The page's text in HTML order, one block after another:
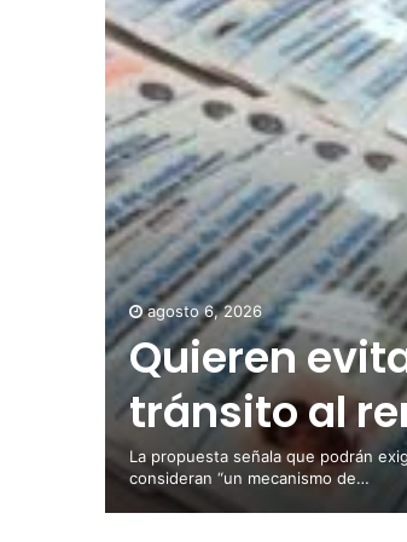
agosto 6, 2026
Quieren
tránsito al
La propuesta señala que podrán
consideran “un mecanismo de…